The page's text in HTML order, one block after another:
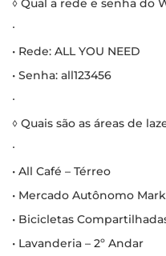
∙
• Rede: ALL YOU NEED
• Senha: all123456
∙
◊ Quais são as áreas de
∙
• All Café – Térreo
• Mercado Autônomo
• Bicicletas
• Lavanderia – 2º Andar